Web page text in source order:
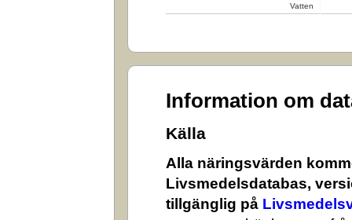
Vatten
Information om
Källa
Alla näringsvärden
Livsmedelsdatabas,
tillgänglig på